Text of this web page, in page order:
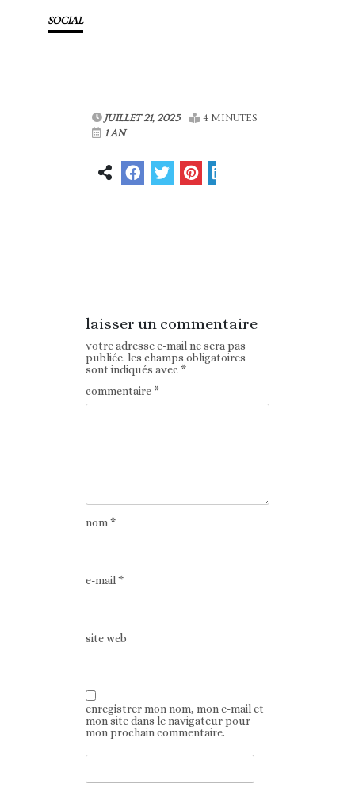
SOCIAL
JUILLET 21, 2025
4 MINUTES
1 AN
laisser un commentaire
votre adresse e-mail ne sera pas
publiée. les champs obligatoires
sont indiqués avec*
commentaire*
nom*
e-mail*
site web
enregistrer mon nom, mon e-mail et
mon site dans le navigateur pour
mon prochain commentaire.